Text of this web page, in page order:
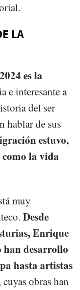
LA
es la
e interesante a
del ser
hablar de sus
estuvo,
como la vida
muy
Desde
Enrique
desarrollo
hasta artistas
cuyas obras han